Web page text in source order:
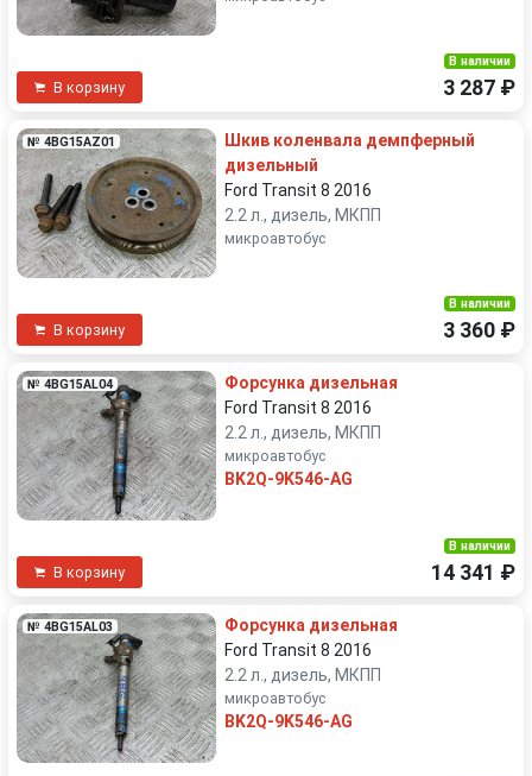
В корзину
В наличии
3 287 ₽
№ 4BG15AZ01
Шкив коленвала демпферный
дизельный
Ford Transit 8 2016
2.2 л., дизель, МКПП
микроавтобус
В корзину
В наличии
3 360 ₽
№ 4BG15AL04
Форсунка дизельная
Ford Transit 8 2016
2.2 л., дизель, МКПП
микроавтобус
BK2Q-9K546-AG
В корзину
В наличии
14 341 ₽
№ 4BG15AL03
Форсунка дизельная
Ford Transit 8 2016
2.2 л., дизель, МКПП
микроавтобус
BK2Q-9K546-AG